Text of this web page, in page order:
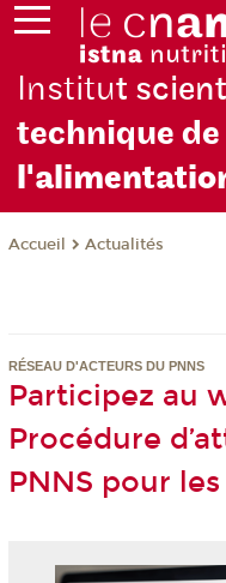
Institut
technique
Accueil Actualités
RÉSEAU D'ACTEURS DU PNNS
Participez au
Procédure
PNNS pour